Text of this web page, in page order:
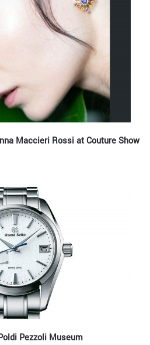
Maccieri Rossi at Couture Show
Pezzoli Museum